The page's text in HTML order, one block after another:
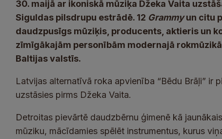
30. maijā ar ikoniskā mūziķa Džeka Vaita
Siguldas pilsdrupu estrādē. 12 Grammyun citu
daudzpusīgs mūziķis, producents, aktieris un
zīmīgākajām personībām modernajā
Baltijas valstīs.
Latvijas alternatīvā roka apvienība “Bēdu Brāļi” ir
uzstāsies pirms Džeka Vaita.
Detroitas pievārtē daudzbērnu ģimenē kā
mūziku, mācīdamies spēlēt instrumentus, kurus